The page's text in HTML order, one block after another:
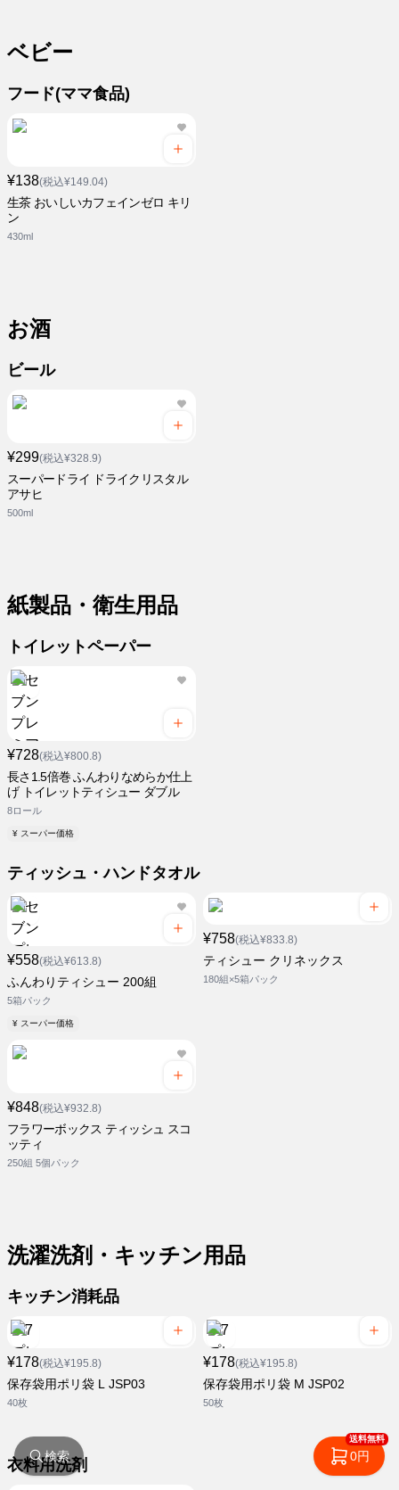
ベビー
フード(ママ食品)
¥138(税込¥149.04)
生茶 おいしいカフェインゼロ キリ
ン
430ml
お酒
ビール
¥299(税込¥328.9)
スーパードライ ドライクリスタル
アサヒ
500ml
紙製品・衛生用品
トイレットペーパー
¥728(税込¥800.8)
長さ1.5倍巻 ふんわりなめらか仕上
げ トイレットティシュー ダブル
8ロール
¥ スーパー価格
ティッシュ・ハンドタオル
¥558(税込¥613.8)
ふんわりティシュー 200組
5箱パック
¥ スーパー価格
¥758(税込¥833.8)
ティシュー クリネックス
180組×5箱パック
¥848(税込¥932.8)
フラワーボックス ティッシュ スコ
ッティ
250組 5個パック
洗濯洗剤・キッチン用品
キッチン消耗品
¥178(税込¥195.8)
保存袋用ポリ袋 L JSP03
40枚
¥178(税込¥195.8)
保存袋用ポリ袋 M JSP02
50枚
衣料用洗剤
検索
送料無料
0円